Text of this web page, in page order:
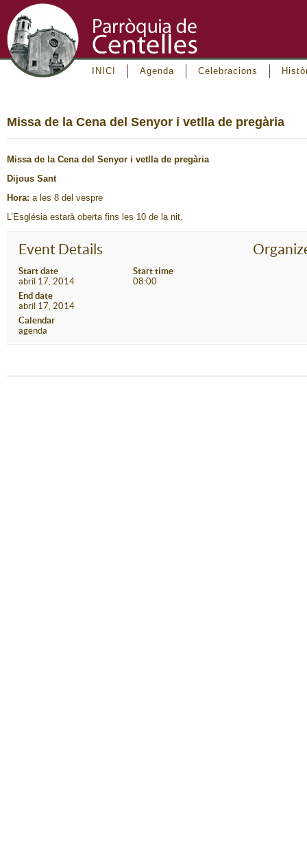
INICI Agenda Celebracions
Missa de la Cena del Senyor i vetlla de pregària
Missa de la Cena del Senyor i vetlla de pregària
Dijous Sant
Hora: a les 8 del vespre
L’Església estarà oberta fins les 10 de la nit.
Event Details
Start date
abril 17, 2014
Start time
08:00
End date
abril 17, 2014
Calendar
agenda